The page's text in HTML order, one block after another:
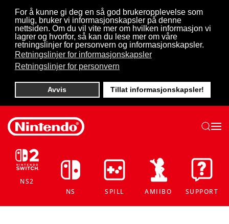
For å kunne gi deg en så god brukeropplevelse som
mulig, bruker vi informasjonskapsler på denne
nettsiden. Om du vil vite mer om hvilken informasjon vi
lagrer og hvorfor, så kan du lese mer om våre
retningslinjer for personvern og informasjonskapsler.
Retningslinjer for informasjonskapsler
Retningslinjer for personvern
Avvis Tillat informasjonskapsler!
Skip to main content
NS2
NS
SPILL AMIIBO SUPPORT